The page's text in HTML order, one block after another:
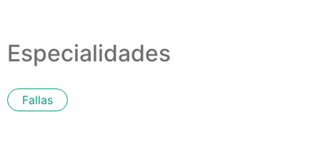
Especialidades
Fallas